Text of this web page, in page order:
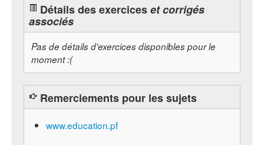
Détails des exerciceset corrigés
associés
Pas de détails d'exercices disponibles pour le
moment :(
Remerciements pour les sujets
www.education.pf